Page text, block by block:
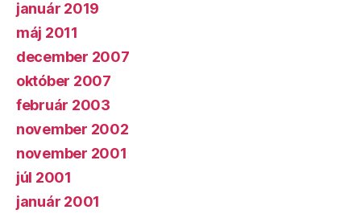
január 2019
máj 2011
december 2007
október 2007
február 2003
november 2002
november 2001
júl 2001
január 2001